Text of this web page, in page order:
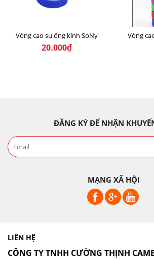
Vòng cao su ống kính SoNy
20.000₫
Vòng
ĐĂNG KÝ ĐỂ NHẬN
MẠNG XÃ HỘI
LIÊN HỆ
CÔNG TY TNHH CƯỜNG THỊNH